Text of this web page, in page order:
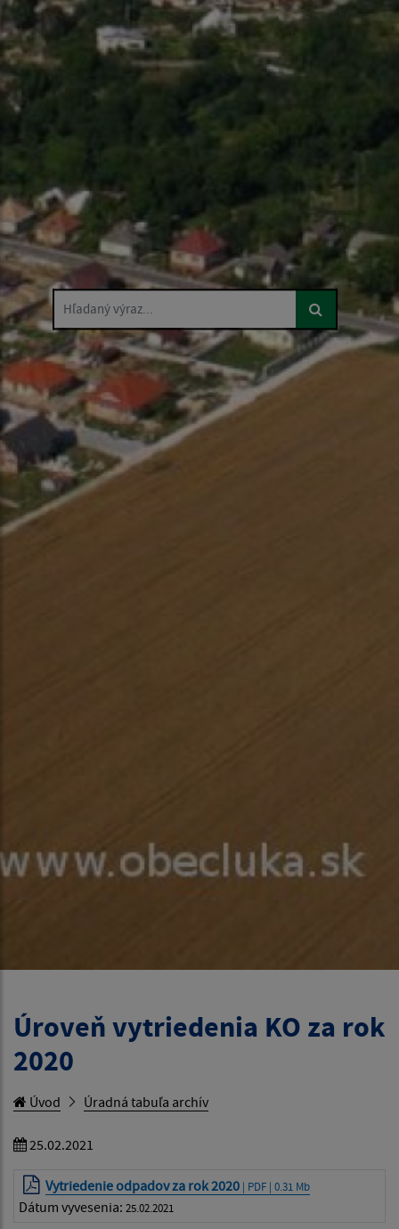
Hľadaný výraz...
Úroveň vytriedenia KO za rok
2020
Úvod Úradná tabuľa archív
25.02.2021
Vytriedenie odpadov za rok 2020 | PDF | 0.31 Mb
Dátum vyvesenia: 25.02.2021